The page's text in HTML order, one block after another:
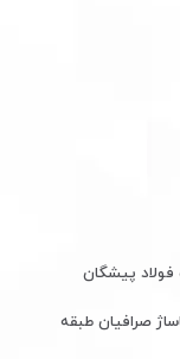
فولاد پیشگان
صرافیان طبقه